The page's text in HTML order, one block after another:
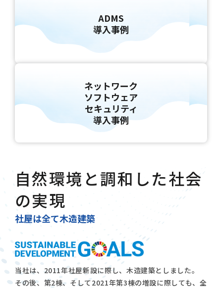
ADMS
導入事例
ネットワーク
ソフトウェア
セキュリティ
導入事例
自然環境と調和した社会
の実現
社屋は全て木造建築
当社は、2011年社屋新設に際し、木造建築としました。
その後、第2棟、そして2021年第3棟の増設に際しても、全